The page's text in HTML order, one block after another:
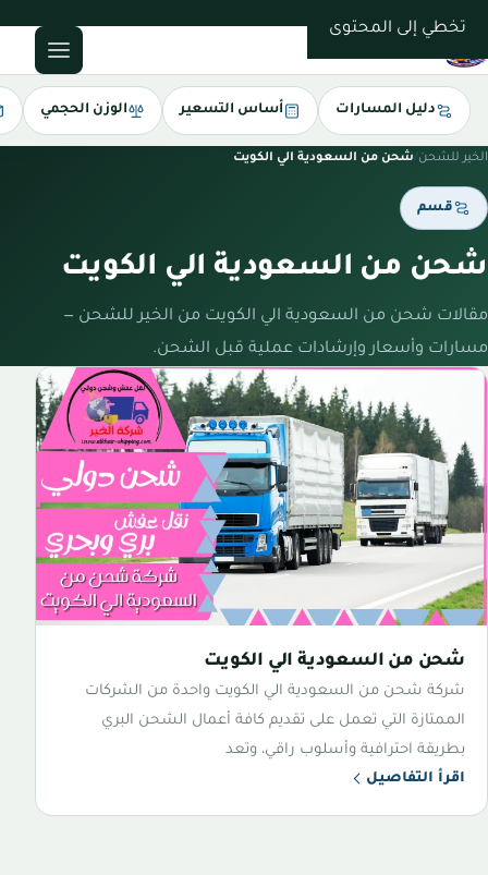
تخطي إلى المحتوى
دليل المسارات أساس التسعير الوزن الحجمي
الخير للشحن/شحن من السعودية الي الكويت
قسم
شحن من السعودية الي الكويت
مقالات شحن من السعودية الي الكويت من الخير للشحن —
مسارات وأسعار وإرشادات عملية قبل الشحن.
شحن من السعودية الي الكويت
شركة شحن من السعودية الي الكويت واحدة من الشركات
الممتازة التي تعمل على تقديم كافة أعمال الشحن البري
بطريقة احترافية وأسلوب راقي، وتعد
اقرأ التفاصيل